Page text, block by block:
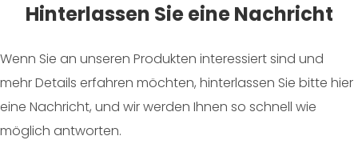
Hinterlassen Sie eine Nachricht
Wenn Sie an unseren Produkten interessiert sind und
mehr Details erfahren möchten, hinterlassen Sie bitte hier
eine Nachricht, und wir werden Ihnen so schnell wie
möglich antworten.